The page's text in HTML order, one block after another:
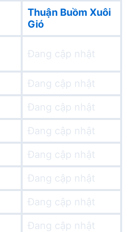
Thuận Buồm Xuôi
Gió
Đang cập nhật
Đang cập nhật
Đang cập nhật
Đang cập nhật
Đang cập nhật
Đang cập nhật
Đang cập nhật
Đang cập nhật